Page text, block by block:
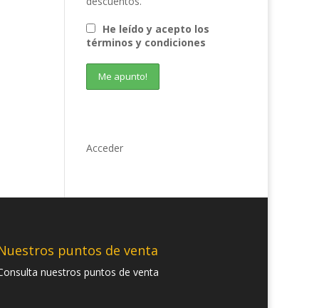
He leído y acepto los
términos y condiciones
Acceder
puntos de venta
nuestros puntos de venta